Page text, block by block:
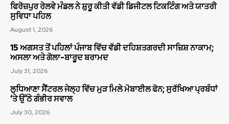
ਫਿਰੋਜ਼ਪੁਰ ਰੇਲਵੇ ਮੰਡਲ ਨੇ ਸ਼ੁਰੂ ਕੀਤੀ ਵੱਡੀ ਡਿਜੀਟਲ ਟਿਕਟਿੰਗ ਅਤੇ ਯਾਤਰੀ
ਸੁਵਿਧਾ ਪਹਿਲ
August 1, 2026
15 ਅਗਸਤ ਤੋਂ ਪਹਿਲਾਂ ਪੰਜਾਬ ਵਿੱਚ ਵੱਡੀ ਦਹਿਸ਼ਤਗਰਦੀ ਸਾਜ਼ਿਸ਼ ਨਾਕਾਮ;
ਅਸਲਾ ਅਤੇ ਗੋਲਾ-ਬਾਰੂਦ ਬਰਾਮਦ
July 31, 2026
ਲੁਧਿਆਣਾ ਸੈਂਟਰਲ ਜੇਲ੍ਹ ਵਿੱਚ ਮੁੜ ਮਿਲੇ ਮੋਬਾਈਲ ਫੋਨ; ਸੁਰੱਖਿਆ ਪ੍ਰਬੰਧਾਂ
‘ਤੇ ਉੱਠੇ ਗੰਭੀਰ ਸਵਾਲ
July 30, 2026